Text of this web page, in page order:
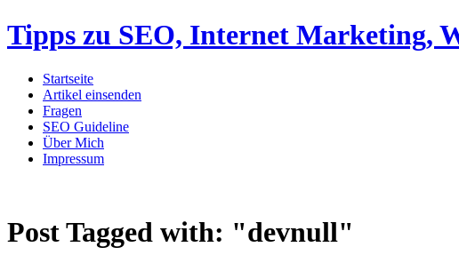
Tipps zu SEO, Internet Marketing,
Startseite
Artikel einsenden
Fragen
SEO Guideline
Über Mich
Impressum
Post Tagged with: "devnull"